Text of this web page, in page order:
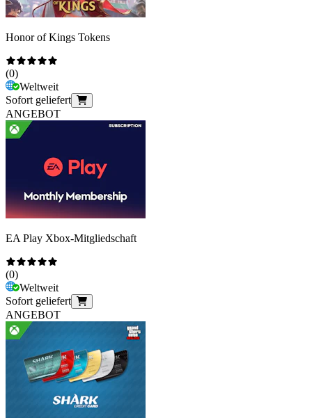
Honor of Kings Tokens
(0)
Weltweit
Sofort geliefert
ANGEBOT
EA Play Xbox-Mitgliedschaft
(0)
Weltweit
Sofort geliefert
ANGEBOT